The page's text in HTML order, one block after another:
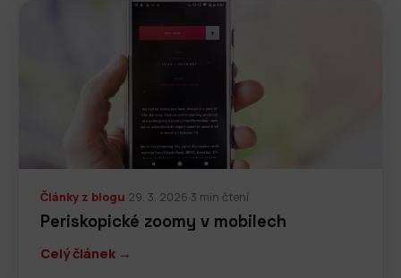
Články z blogu·29. 3. 2026·3 min čtení
Periskopické zoomy v mobilech
Celý článek →